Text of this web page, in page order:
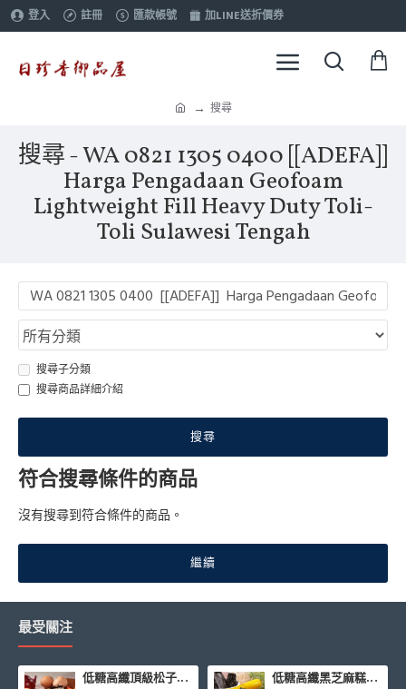
登入 註冊 匯款帳號 加LINE送折價券
搜尋
搜尋 - WA 0821 1305 0400 [[ADEFA]]
Harga Pengadaan Geofoam
Lightweight Fill Heavy Duty Toli-
Toli Sulawesi Tengah
搜尋子分類
搜尋商品詳細介紹
搜尋
符合搜尋條件的商品
沒有搜尋到符合條件的商品。
繼續
最受關注
低糖高纖頂級松子核桃糕450g/盒 低糖高纖黑芝麻糕500g/盒